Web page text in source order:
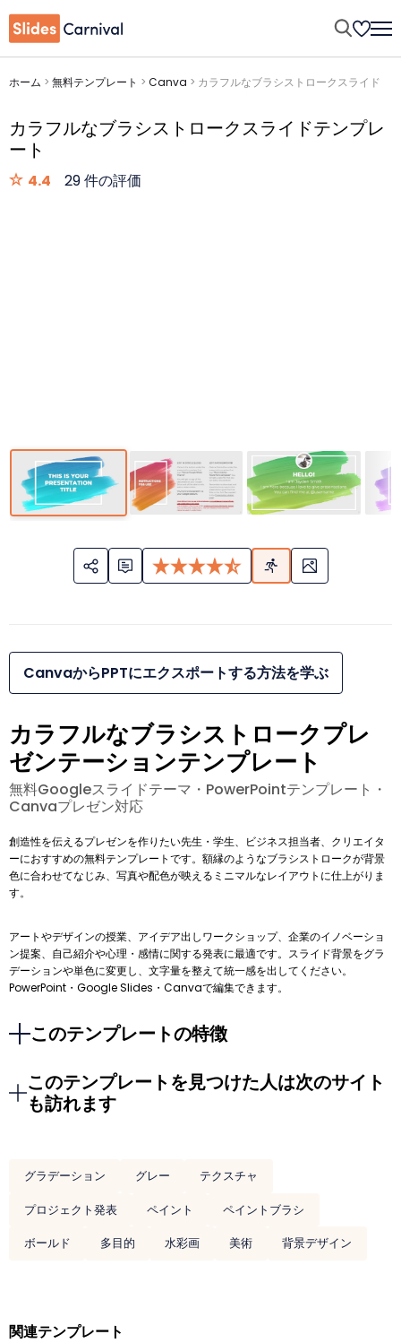
ホーム > 無料テンプレート > Canva > カラフルなブラシストロークスライド
カラフルなブラシストロークスライドテンプレ
ート
4.4 29 件の評価
CanvaからPPTにエクスポートする方法を学ぶ
カラフルなブラシストロークプレ
ゼンテーションテンプレート
無料Googleスライドテーマ・PowerPointテンプレート・
Canvaプレゼン対応
創造性を伝えるプレゼンを作りたい先生・学生、ビジネス担当者、クリエイタ
ーにおすすめの無料テンプレートです。額縁のようなブラシストロークが背景
色に合わせてなじみ、写真や配色が映えるミニマルなレイアウトに仕上がりま
す。
アートやデザインの授業、アイデア出しワークショップ、企業のイノベーショ
ン提案、自己紹介や心理・感情に関する発表に最適です。スライド背景をグラ
デーションや単色に変更し、文字量を整えて統一感を出してください。
PowerPoint・Google Slides・Canvaで編集できます。
このテンプレートの特徴
このテンプレートを見つけた人は次のサイト
も訪れます
グラデーション グレー
テクスチャ
プロジェクト発表
ペイント
ペイントブラシ
ボールド
多目的 水彩画 美術 背景デザイン
関連テンプレート